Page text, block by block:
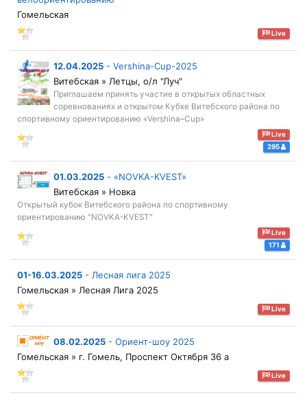
Гомельская
Live
12.04.2025 - Vershina-Cup-2025
Витебская » Летцы, о/л "Луч"
Приглашаем принять участие в открытых областных
соревнованиях и открытом Кубке Витебского района по
спортивному ориентированию «Vershina–Cup»
Live
295
01.03.2025 - «NOVKA-KVEST»
Витебская » Новка
Открытый кубок Витебского района по спортивному
ориентированию "NOVKA-KVEST"
Live
171
01-16.03.2025 - Лесная лига 2025
Гомельская » Лесная Лига 2025
Live
08.02.2025 - Ориент-шоу 2025
Гомельская » г. Гомель, Проспект Октября 36 а
Live